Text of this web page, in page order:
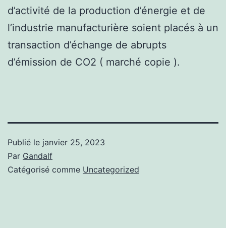
d’activité de la production d’énergie et de
l’industrie manufacturière soient placés à un
transaction d’échange de abrupts
d’émission de CO2 ( marché copie ).
Publié le janvier 25, 2023
Par Gandalf
Catégorisé comme Uncategorized